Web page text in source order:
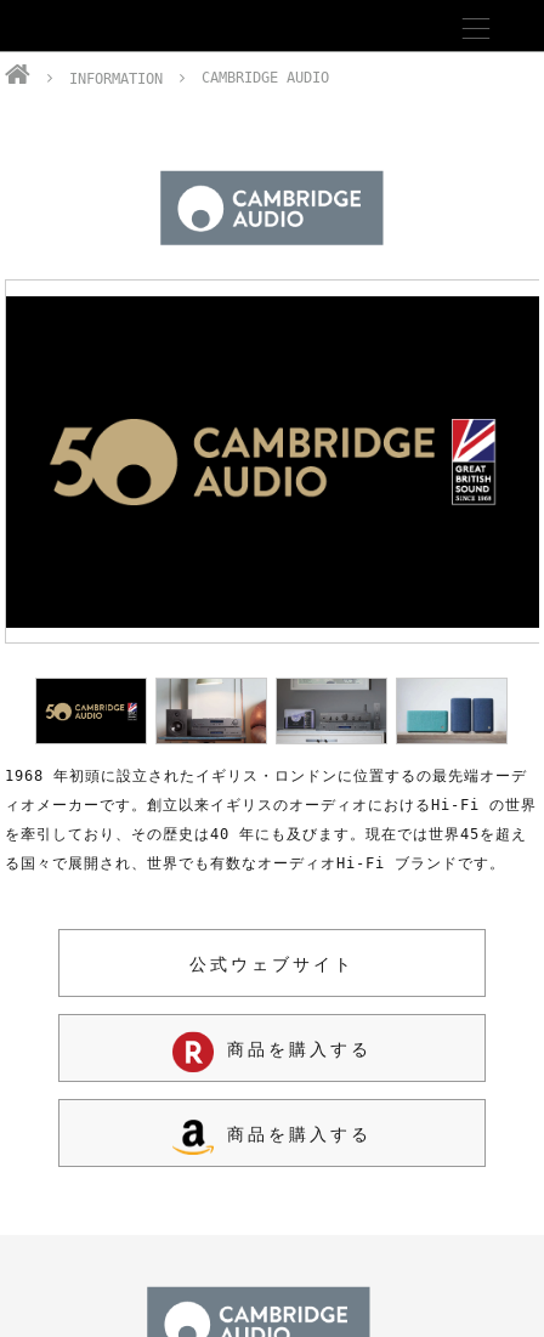
INFORMATION CAMBRIDGE AUDIO
1968 年初頭に設立されたイギリス・ロンドンに位置するの最先端オーデ
ィオメーカーです。創立以来イギリスのオーディオにおけるHi-Fi の世界
を牽引しており、その歴史は40 年にも及びます。現在では世界45を超え
る国々で展開され、世界でも有数なオーディオHi-Fi ブランドです。
公式ウェブサイト
商品を購入する
商品を購入する